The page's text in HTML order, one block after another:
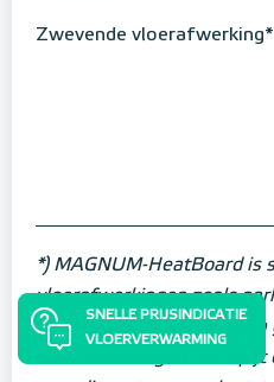
Zwevende vloerafwerking*
*) MAGNUM-HeatBoard is
vloerafwerkingen zoals
zwevend over het systeem
vloerafwerkingen als tapijt
SNELLE PRIJSINDICATIE
VLOERVERWARMING